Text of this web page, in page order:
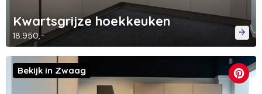
Kwartsgrijze hoekkeuken
18.950,-
Bekijk in Zwaag